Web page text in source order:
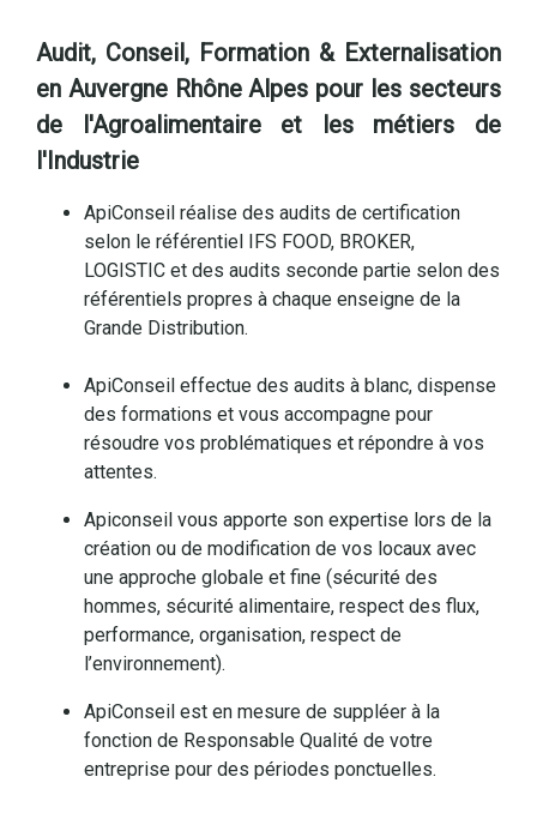
Audit, Conseil, Formation & Externalisation
en Auvergne Rhône Alpes pour les secteurs
de l'Agroalimentaire et les métiers de
l'Industrie
ApiConseil réalise des audits de certification
selon le référentiel IFS FOOD, BROKER,
LOGISTIC et des audits seconde partie selon des
référentiels propres à chaque enseigne de la
Grande Distribution.
ApiConseil effectue des audits à blanc, dispense
des formations et vous accompagne pour
résoudre vos problématiques et répondre à vos
attentes.
Apiconseil vous apporte son expertise lors de la
création ou de modification de vos locaux avec
une approche globale et fine (sécurité des
hommes, sécurité alimentaire, respect des flux,
performance, organisation, respect de
l’environnement).
ApiConseil est en mesure de suppléer à la
fonction de Responsable Qualité de votre
entreprise pour des périodes ponctuelles.